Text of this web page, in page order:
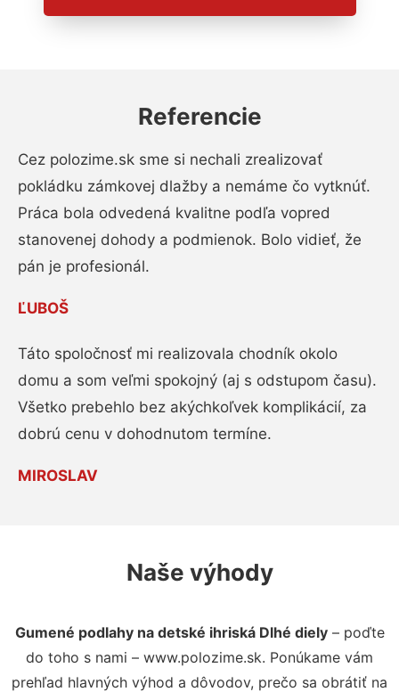
Referencie
Cez polozime.sk sme si nechali zrealizovať
pokládku zámkovej dlažby a nemáme čo vytknúť.
Práca bola odvedená kvalitne podľa vopred
stanovenej dohody a podmienok. Bolo vidieť, že
pán je profesionál.
ĽUBOŠ
Táto spoločnosť mi realizovala chodník okolo
domu a som veľmi spokojný (aj s odstupom času).
Všetko prebehlo bez akýchkoľvek komplikácií, za
dobrú cenu v dohodnutom termíne.
MIROSLAV
Naše výhody
Gumené podlahy na detské ihriská Dlhé diely– poďte
do toho s nami – www.polozime.sk. Ponúkame vám
prehľad hlavných výhod a dôvodov, prečo sa obrátiť na